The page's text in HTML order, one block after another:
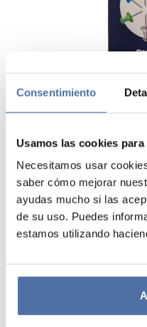
Consentimiento
Usamos las cookies
Necesitamos usar
saber cómo mejorar
ayudas mucho si las
de su uso. Puedes
estamos utilizando
CAJA DE PINS
Incluye aproximadamente 50